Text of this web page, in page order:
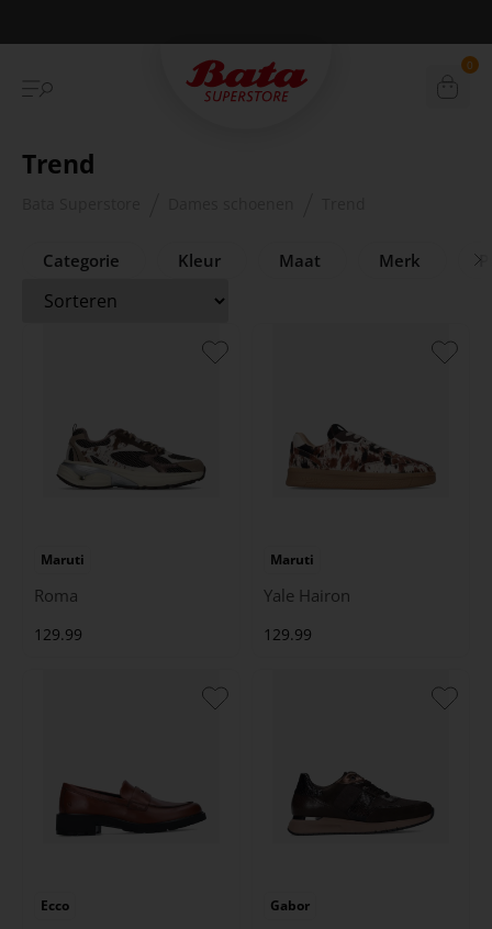
Betaal achteraf met Klarna 0
Trend
Categorie Kleur Maat Merk
Maruti
Roma
129.99
Maruti
Yale Hairon
129.99
Ecco Gabor